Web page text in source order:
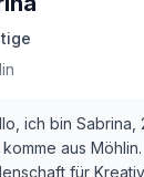
ich bin Sabrina,
aus
für